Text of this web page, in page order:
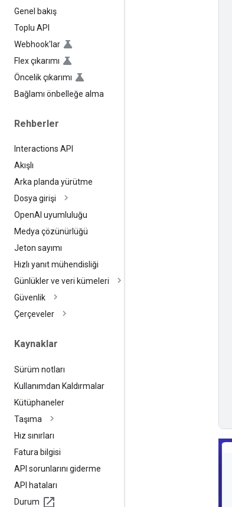
Genel bakış
Toplu API
Webhook'lar
Flex çıkarımı
Öncelik çıkarımı
Bağlamı önbelleğe alma
Rehberler
Interactions API
Akışlı
Arka planda yürütme
Dosya girişi
OpenAI uyumluluğu
Medya çözünürlüğü
Jeton sayımı
Hızlı yanıt mühendisliği
Günlükler ve veri kümeleri
Güvenlik
Çerçeveler
Kaynaklar
Sürüm notları
Kullanımdan Kaldırmalar
Kütüphaneler
Taşıma
Hız sınırları
Fatura bilgisi
API sorunlarını giderme
API hataları
Durum